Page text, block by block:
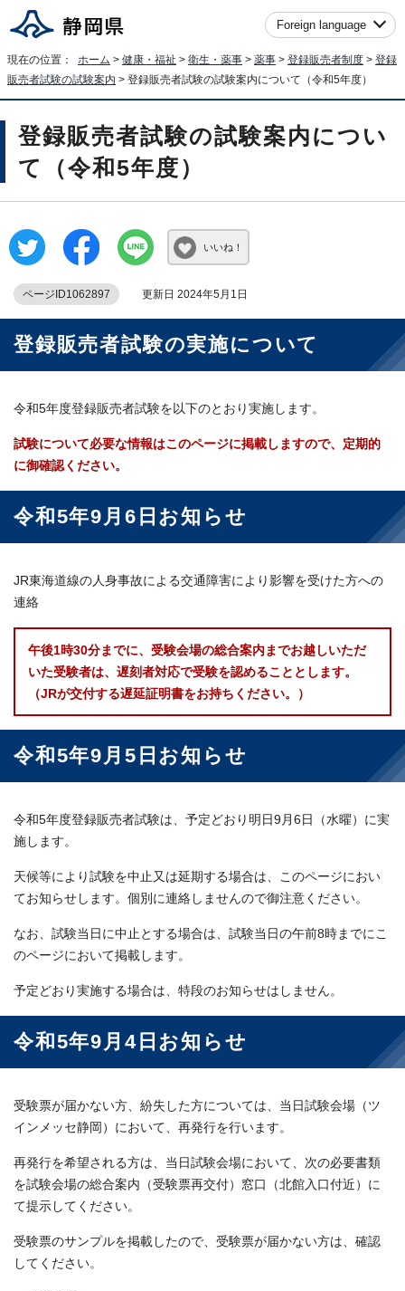
Foreign language
現在の位置： ホーム > 健康・福祉 > 衛生・薬事 > 薬事 > 登録販売者制度 > 登録
販売者試験の試験案内 > 登録販売者試験の試験案内について（令和5年度）
登録販売者試験の試験案内につい
て（令和5年度）
いいね！
ページID1062897 更新日 2024年5月1日
登録販売者試験の実施について
令和5年度登録販売者試験を以下のとおり実施します。
試験について必要な情報はこのページに掲載しますので、定期的
に御確認ください。
令和5年9月6日お知らせ
JR東海道線の人身事故による交通障害により影響を受けた方への
連絡
午後1時30分までに、受験会場の総合案内までお越しいただ
いた受験者は、遅刻者対応で受験を認めることとします。
（JRが交付する遅延証明書をお持ちください。）
令和5年9月5日お知らせ
令和5年度登録販売者試験は、予定どおり明日9月6日（水曜）に実
施します。
天候等により試験を中止又は延期する場合は、このページにおい
てお知らせします。個別に連絡しませんので御注意ください。
なお、試験当日に中止とする場合は、試験当日の午前8時までにこ
のページにおいて掲載します。
予定どおり実施する場合は、特段のお知らせはしません。
令和5年9月4日お知らせ
受験票が届かない方、紛失した方については、当日試験会場（ツ
インメッセ静岡）において、再発行を行います。
再発行を希望される方は、当日試験会場において、次の必要書類
を試験会場の総合案内（受験票再交付）窓口（北館入口付近）に
て提示してください。
受験票のサンプルを掲載したので、受験票が届かない方は、確認
してください。